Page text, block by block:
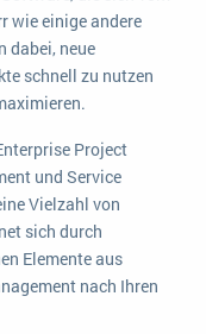
gilt
muss man wissen?
clever und effizient
wie einige andere
dabei, neue
schnell zu nutzen
Project
und Service
Vielzahl von
sich durch
Elemente aus
nach Ihren